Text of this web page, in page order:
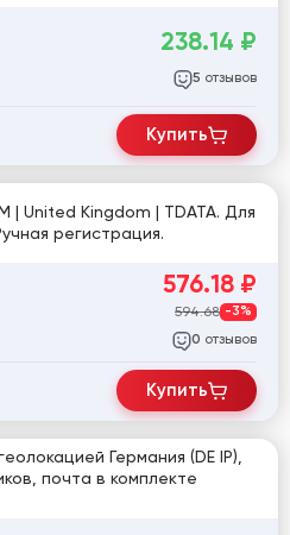
238.14 ₽
5 отзывов
Купить
| United Kingdom | TDATA. Для
регистрация.
576.18 ₽
594.68 -3%
0 отзывов
Купить
Германия (DE IP),
почта в комплекте